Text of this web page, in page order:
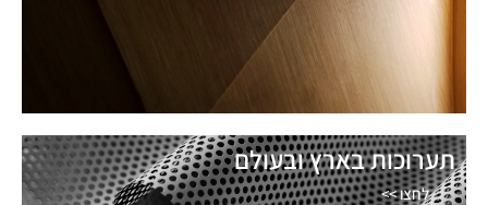
תערוכות בארץ ובעולם
לחצו >>